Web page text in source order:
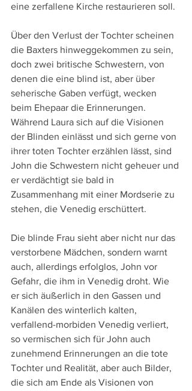
eine zerfallene Kirche restaurieren soll.
Über den Verlust der Tochter scheinen
die Baxters hinweggekommen zu sein,
doch zwei britische Schwestern, von
denen die eine blind ist, aber über
seherische Gaben verfügt, wecken
beim Ehepaar die Erinnerungen.
Während Laura sich auf die Visionen
der Blinden einlässt und sich gerne von
ihrer toten Tochter erzählen lässt, sind
John die Schwestern nicht geheuer und
er verdächtigt sie bald in
Zusammenhang mit einer Mordserie zu
stehen, die Venedig erschüttert.
Die blinde Frau sieht aber nicht nur das
verstorbene Mädchen, sondern warnt
auch, allerdings erfolglos, John vor
Gefahr, die ihm in Venedig droht. Wie
er sich äußerlich in den Gassen und
Kanälen des winterlich kalten,
verfallend-morbiden Venedig verliert,
so vermischen sich für John auch
zunehmend Erinnerungen an die tote
Tochter und Realität, aber auch Bilder,
die sich am Ende als Visionen von